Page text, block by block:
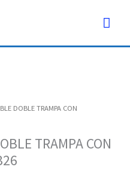
DOBLE TRAMPA CON
TRAMPA CON